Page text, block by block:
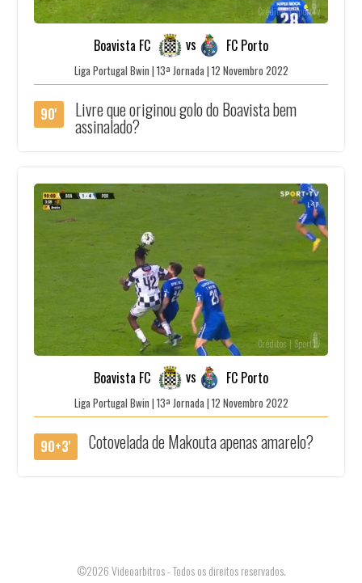
Créditos | SportTv
Boavista FC vs FC Porto
Liga Portugal Bwin | 13ª Jornada | 12 Novembro 2022
90' Livre que originou golo do Boavista bem
assinalado?
Créditos | SportTv
Boavista FC vs FC Porto
Liga Portugal Bwin | 13ª Jornada | 12 Novembro 2022
90+3' Cotovelada de Makouta apenas amarelo?
©2026 Videoarbitros - Todos os direitos reservados.